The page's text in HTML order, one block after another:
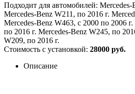
Подходит для автомобилей: Mercedes-
Mercedes-Benz W211, по 2016 г.
Mercedes-Benz W463, с 2000 по 2006
по 2016 г. Mercedes-Benz W245, по
W209, по 2016 г.
Стоимость с установкой: 28000 руб.
Описание